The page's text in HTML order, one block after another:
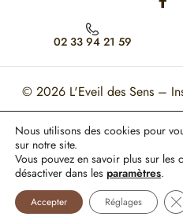
02 33 94 21 59
© 2026 L'Eveil des Sens –
Ce site est protégé par reCAPTCHA. Les
d'utilisation de
Paiement 100% sécurisé
Nous utilisons des cookies pour
sur notre site.
Vous pouvez en savoir plus sur les
désactiver dans les paramètres.
Accepter Réglages